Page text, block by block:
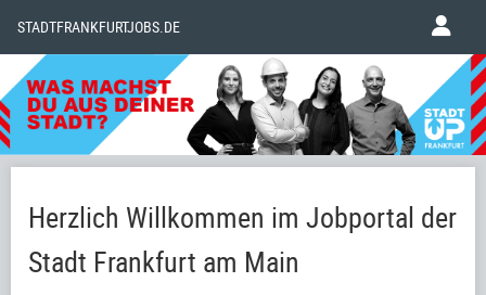
STADTFRANKFURTJOBS.DE
Herzlich Willkommen im Jobportal der
Stadt Frankfurt am Main